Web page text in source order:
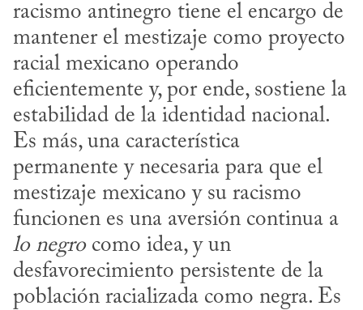
racismo antinegro tiene el encargo de
mantener el mestizaje como proyecto
racial mexicano operando
eficientemente y, por ende, sostiene la
estabilidad de la identidad nacional.
Es más, una característica
permanente y necesaria para que el
mestizaje mexicano y su racismo
lo negro como idea, y un
desfavorecimiento persistente de la
población racializada como negra. Es